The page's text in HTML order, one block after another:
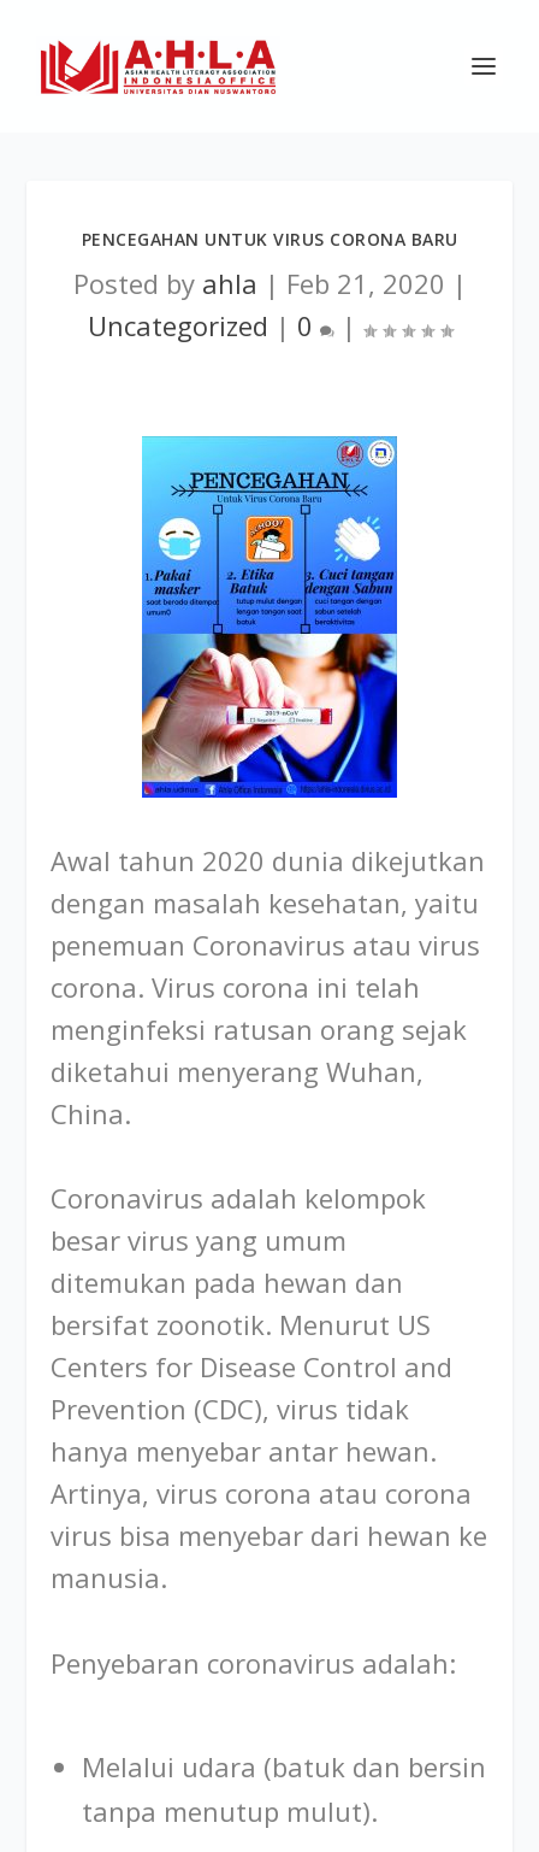
PENCEGAHAN UNTUK VIRUS CORONA BARU
Posted by ahla | Feb 21, 2020 |
Uncategorized | 0 |
Awal tahun 2020 dunia dikejutkan
dengan masalah kesehatan, yaitu
penemuan Coronavirus atau virus
corona. Virus corona ini telah
menginfeksi ratusan orang sejak
diketahui menyerang Wuhan,
China.
Coronavirus adalah kelompok
besar virus yang umum
ditemukan pada hewan dan
bersifat zoonotik. Menurut US
Centers for Disease Control and
Prevention (CDC), virus tidak
hanya menyebar antar hewan.
Artinya, virus corona atau corona
virus bisa menyebar dari hewan ke
manusia.
Penyebaran coronavirus adalah:
Melalui udara (batuk dan bersin
tanpa menutup mulut).